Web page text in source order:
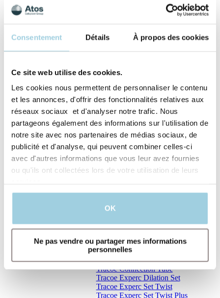
Consentement Détails À propos des cookies
Ce site web utilise des cookies.
Les cookies nous permettent de personnaliser le contenu
et les annonces, d'offrir des fonctionnalités relatives aux
réseaux sociaux et d'analyser notre trafic. Nous
partageons également des informations sur l'utilisation de
notre site avec nos partenaires de médias sociaux, de
publicité et d'analyse, qui peuvent combiner celles-ci
avec d'autres informations que vous leur avez fournies
ou qu'ils ont collectées lors de votre utilisation de leurs
OK
Ne pas vendre ou partager mes informations
personnelles
Provox Silicone Glue
Provox Vega Patient
Provox Vega Plug
Provox Vega Puncture Set
Provox Vega Puncture Set Illustrations
Provox Vega w Insertion system
Clinician_multilingual A
Provox Vega w Insertion system
Clinician_multilingual B
Provox Vega XtraSeal Insertion
system Clinician_multilingual A
Provox Vega XtraSeal w Insertion
system Clinician_multilingual B
Removal Aid
TheraBite Region 1
TrachPhone
Tracoe Compress 907-B two-ply
Tracoe Compress 910-A
Tracoe Connection Tube
Tracoe Experc Dilation Set
Tracoe Experc Set Twist
Tracoe Experc Set Twist Plus